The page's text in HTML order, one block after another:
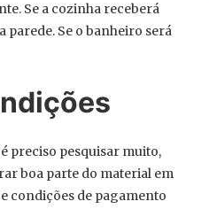
Se a cozinha receberá
parede. Se o banheiro será
preciso pesquisar muito,
boa parte do material em
condições de pagamento